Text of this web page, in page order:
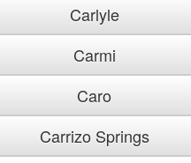
Carlyle
Carmi
Caro
Carrizo Springs